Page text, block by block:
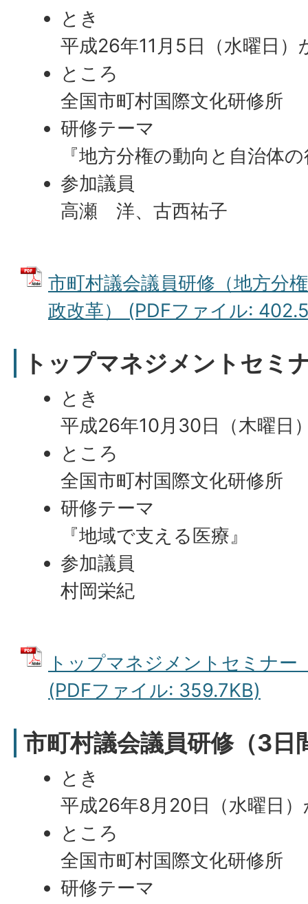
とき
平成26年11月5日（水曜日）
ところ
全国市町村国際文化研修所
研修テーマ
『地方分権の動向と自治体
参加議員
高瀬 洋、古西祐子
市町村議会議員研修（地方分
政改革） (PDFファイル:
トップマネジメントセミ
とき
平成26年10月30日（木曜日
ところ
全国市町村国際文化研修所
研修テーマ
『地域で支える医療』
参加議員
村岡栄紀
トップマネジメントセミナー
(PDFファイル: 359.7KB)
市町村議会議員研修（3日
とき
平成26年8月20日（水曜日
ところ
全国市町村国際文化研修所
研修テーマ